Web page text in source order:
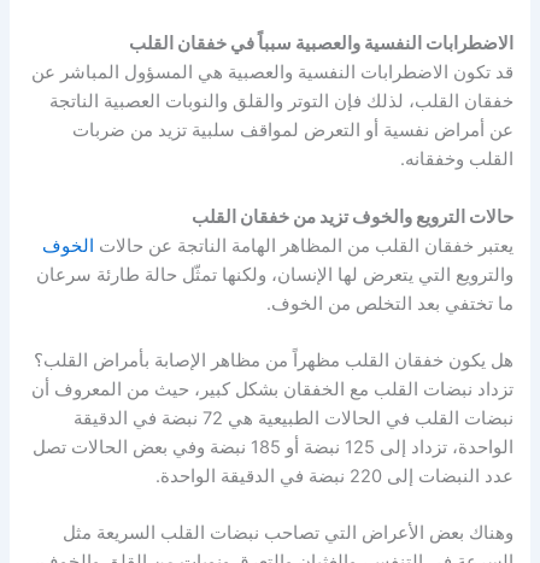
الاضطرابات النفسية والعصبية سبباً في خفقان القلب
قد تكون الاضطرابات النفسية والعصبية هي المسؤول المباشر عن
خفقان القلب، لذلك فإن التوتر والقلق والنوبات العصبية الناتجة
عن أمراض نفسية أو التعرض لمواقف سلبية تزيد من ضربات
القلب وخفقانه.
حالات الترويع والخوف تزيد من خفقان القلب
يعتبر خفقان القلب من المظاهر الهامة الناتجة عن حالات الخوف
والترويع التي يتعرض لها الإنسان، ولكنها تمثّل حالة طارئة سرعان
ما تختفي بعد التخلص من الخوف.
هل يكون خفقان القلب مظهراً من مظاهر الإصابة بأمراض القلب؟
تزداد نبضات القلب مع الخفقان بشكل كبير، حيث من المعروف أن
نبضات القلب في الحالات الطبيعية هي 72 نبضة في الدقيقة
الواحدة، تزداد إلى 125 نبضة أو 185 نبضة وفي بعض الحالات تصل
عدد النبضات إلى 220 نبضة في الدقيقة الواحدة.
وهناك بعض الأعراض التي تصاحب نبضات القلب السريعة مثل